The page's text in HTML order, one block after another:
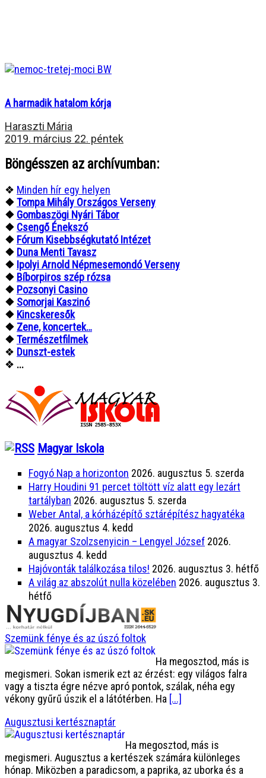
A harmadik hatalom kórja
Haraszti Mária
2019. március 22. péntek
Böngésszen az archívumban:
❖ Minden hír egy helyen
❖Tompa Mihály Országos Verseny
❖ Gombaszögi Nyári Tábor
❖ Csengő Énekszó
❖ Fórum Kisebbségkutató Intézet
❖ Duna Menti Tavasz
❖ Ipolyi Arnold Népmesemondó Verseny
❖ Bíborpiros szép rózsa
❖ Pozsonyi Casino
❖ Somorjai Kaszinó
❖ Kincskeresők
❖ Zene, koncertek…
❖Természetfilmek
❖ Dunszt-estek
❖ ...
Magyar Iskola
Fogyó Nap a horizonton 2026. augusztus 5. szerda
Harry Houdini 91 percet töltött víz alatt egy lezárt
tartályban 2026. augusztus 5. szerda
Weber Antal, a kórházépítő sztárépítész hagyatéka
2026. augusztus 4. kedd
A magyar Szolzsenyicin – Lengyel József 2026.
augusztus 4. kedd
Hajóvonták találkozása tilos! 2026. augusztus 3. hétfő
A világ az abszolút nulla közelében 2026. augusztus 3.
hétfő
Szemünk fénye és az úszó foltok
Ha megosztod, más is
megismeri. Sokan ismerik ezt az érzést: egy világos falra
vagy a tiszta égre nézve apró pontok, szálak, néha egy
vékony gyűrű úszik el a látótérben. Ha [...]
Augusztusi kertésznaptár
Ha megosztod, más is
megismeri. Augusztus a kertészek számára különleges
hónap. Miközben a paradicsom, a paprika, az uborka és a